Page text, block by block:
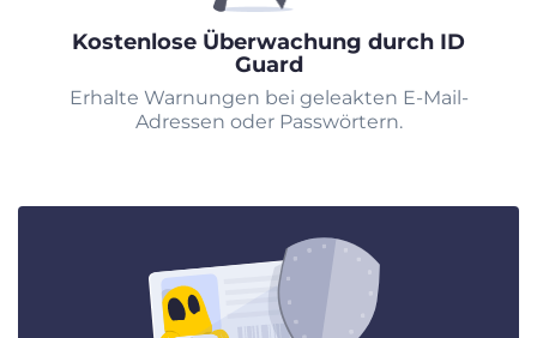
Kostenlose Überwachung durch ID
Guard
Erhalte Warnungen bei geleakten E-Mail-
Adressen oder Passwörtern.